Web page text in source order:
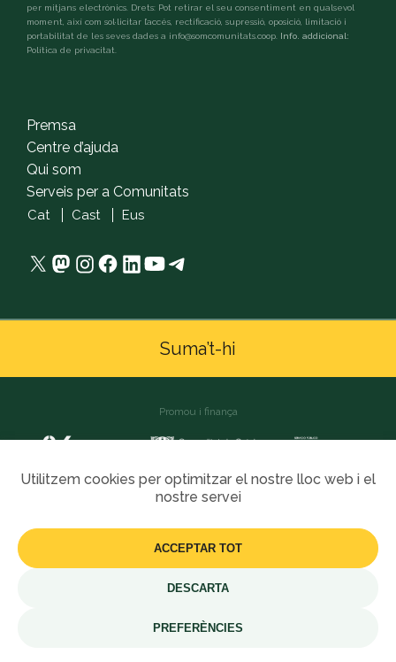
Utilitzem cookies per optimitzar el nostre lloc web i el
nostre servei
ACCEPTAR TOT
DESCARTA
PREFERÈNCIES
per mitjans electrònics. Drets: Pot retirar el seu consentiment en qualsevol
moment, així com sol·licitar l’accés, rectificació, supressió, oposició, limitació i
portabilitat de les seves dades a info@somcomunitats.coop. Info. addicional:
Política de privacitat.
Premsa
Centre d’ajuda
Qui som
Serveis per a Comunitats
Cat Cast Eus
X Mastodon
Instagram
Facebook
LinkedIn
YouTube
Telegram
Suma’t-hi
Promou i finança
2025 Som Comunitats